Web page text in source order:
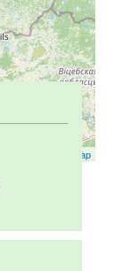
OpenStreetMap